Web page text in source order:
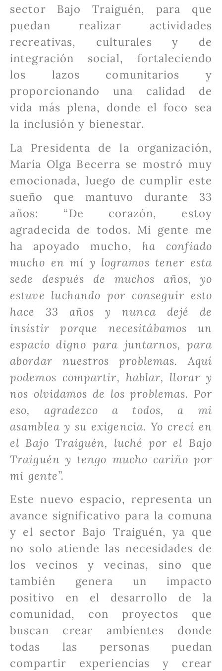
sector Bajo Traiguén, para que
puedan realizar actividades
recreativas, culturales y de
integración social, fortaleciendo
los lazos comunitarios y
proporcionando una calidad de
vida más plena, donde el foco sea
la inclusión y bienestar.
La Presidenta de la organización,
María Olga Becerra se mostró muy
emocionada, luego de cumplir este
sueño que mantuvo durante 33
años: “De corazón, estoy
agradecida de todos. Mi gente me
ha apoyado mucho, ha confiado
mucho en mí y logramos tener esta
sede después de muchos años, yo
estuve luchando por conseguir esto
hace 33 años y nunca dejé de
insistir porque necesitábamos un
espacio digno para juntarnos, para
abordar nuestros problemas. Aquí
podemos compartir, hablar, llorar y
nos olvidamos de los problemas. Por
eso, agradezco a todos, a mi
asamblea y su exigencia. Yo crecí en
el Bajo Traiguén, luché por el Bajo
Traiguén y tengo mucho cariño por
mi gente”.
Este nuevo espacio, representa un
avance significativo para la comuna
y el sector Bajo Traiguén, ya que
no solo atiende las necesidades de
los vecinos y vecinas, sino que
también genera un impacto
positivo en el desarrollo de la
comunidad, con proyectos que
buscan crear ambientes donde
todas las personas puedan
compartir experiencias y crear